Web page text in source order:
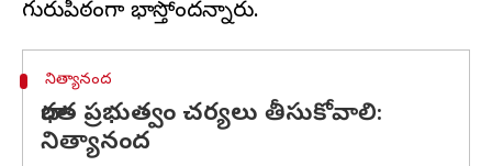
నిత్యానంద
భారత ప్రభుత్వం చర్యలు తీసుకోవాలి:
నిత్యానంద